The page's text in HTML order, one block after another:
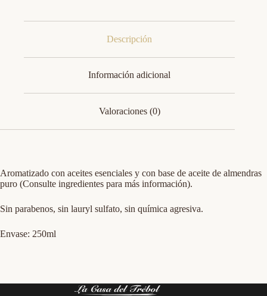
Descripción
Información adicional
Valoraciones (0)
Aromatizado con aceites esenciales y con base de aceite de almendras
puro (Consulte ingredientes para más información).
Sin parabenos, sin lauryl sulfato, sin química agresiva.
Envase: 250ml